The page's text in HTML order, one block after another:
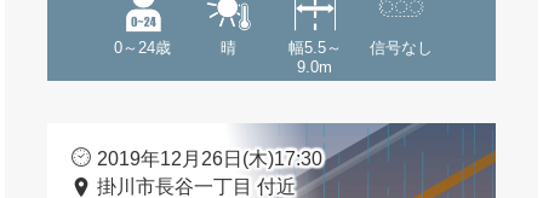
0～24歳 晴
幅5.5～
9.0m
信号なし
2019年12月26日(木)17:30
掛川市長谷一丁目 付近